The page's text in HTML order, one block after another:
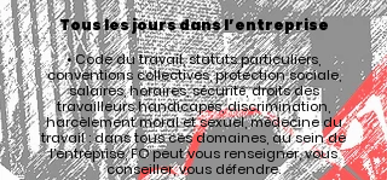
Tous les jours dans l’entreprise
• Code du travail, statuts particuliers,
conventions collectives, protection sociale,
salaires, horaires, sécurité, droits des
travailleurs handicapés, discrimination,
harcèlement moral et sexuel, médecine du
travail : dans tous ces domaines, au sein de
l’entreprise, FO peut vous renseigner, vous
conseiller, vous défendre.